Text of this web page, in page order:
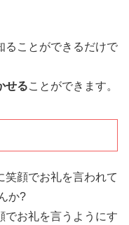
ることができるだけで
せることができます。
笑顔でお礼を言われて
か?
でお礼を言うようにす